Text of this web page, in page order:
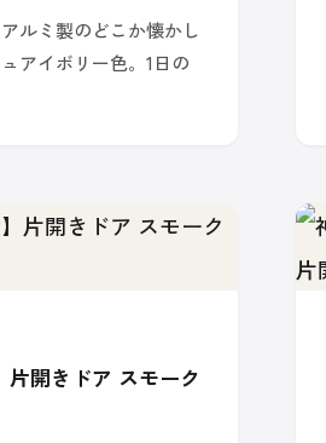
ルミ製のどこか懐かし
アイボリー色。1日の
開きドア スモーク